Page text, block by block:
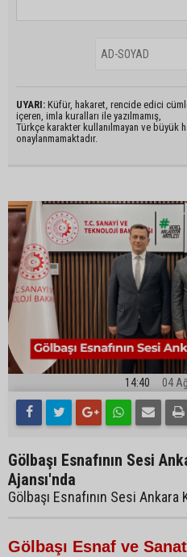
UYARI: Küfür, hakaret, rencide edici
içeren, imla kuralları ile yazılmamış,
Türkçe karakter kullanılmayan ve büyük
onaylanmamaktadır.
14:40 04
Gölbaşı Esnafının Sesi
Ajansı'nda
Gölbaşı Esnafının Sesi Ankara
Gölbaşı Esnaf ve